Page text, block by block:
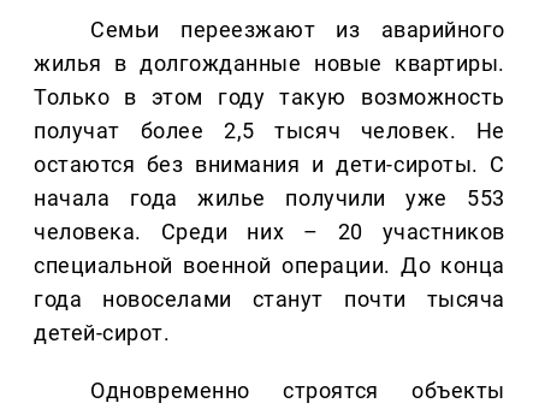
Семьи переезжают из аварийного
жилья в долгожданные новые квартиры.
Только в этом году такую возможность
получат более 2,5 тысяч человек. Не
остаются без внимания и дети-сироты. С
начала года жилье получили уже 553
человека. Среди них – 20 участников
специальной военной операции. До конца
года новоселами станут почти тысяча
детей-сирот.
Одновременно строятся объекты